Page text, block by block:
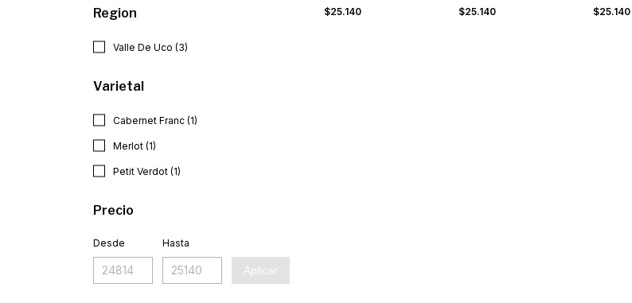
Region
Valle De Uco (3)
Varietal
Cabernet Franc (1)
Merlot (1)
Petit Verdot (1)
Precio
Desde Hasta
Aplicar
$25.140
$25.140
$25.140